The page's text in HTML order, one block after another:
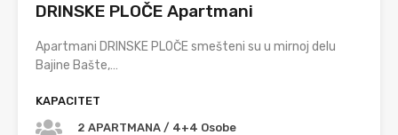
DRINSKE PLOČE Apartmani
Apartmani DRINSKE PLOČE smešteni su u mirnoj delu
Bajine Bašte,…
KAPACITET
2 APARTMANA / 4+4 Osobe